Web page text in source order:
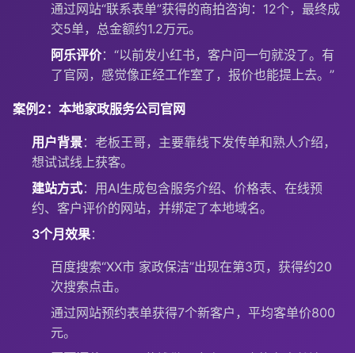
通过网站“联系表单”获得的商拍咨询：12个，最终成
交5单，总金额约1.2万元。
阿乐评价：“以前发小红书，客户问一句就没了。有
了官网，感觉像正经工作室了，报价也能提上去。”
案例2：本地家政服务公司官网
用户背景：老板王哥，主要靠线下发传单和熟人介绍，
想试试线上获客。
建站方式：用AI生成包含服务介绍、价格表、在线预
约、客户评价的网站，并绑定了本地域名。
3个月效果：
百度搜索“XX市 家政保洁”出现在第3页，获得约20
次搜索点击。
通过网站预约表单获得7个新客户，平均客单价800
元。